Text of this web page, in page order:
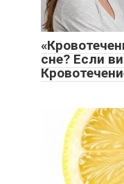
сне? Если